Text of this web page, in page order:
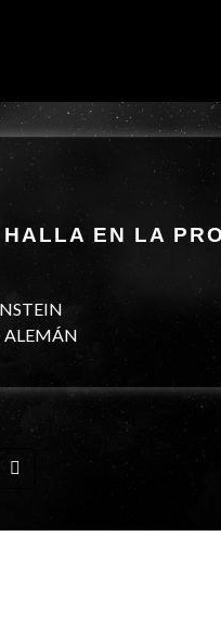
EN LA
ALEMÁN